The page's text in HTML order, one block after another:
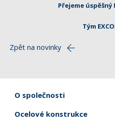
Přejeme úspěšný
Tým
Zpět na novinky
O společnosti
Ocelové konstrukce